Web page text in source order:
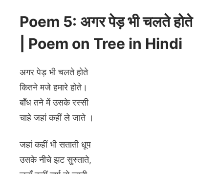
Poem 5: अगर पेड़ भी चलते होते
| Poem on Tree in Hindi
अगर पेड़ भी चलते होते
कितने मजे हमारे होते।
बाँध तने में उसके रस्सी
चाहे जहां कहीं ले जाते ।
जहां कहीं भी सताती धूप
उसके नीचे झट सुस्ताते,